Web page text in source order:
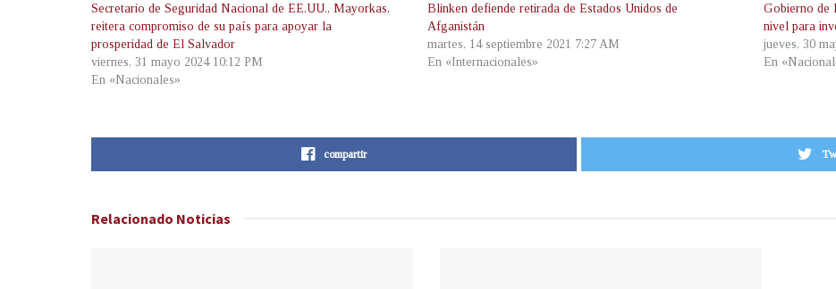
Secretario de Seguridad Nacional de EE.UU., Mayorkas,
reitera compromiso de su país para apoyar la
prosperidad de El Salvador
viernes, 31 mayo 2024 10:12 PM
En «Nacionales»
Blinken defiende retirada de Estados Unidos de
Afganistán
martes, 14 septiembre 2021 7:27 AM
En «Internacionales»
Gobierno de
nivel para
jueves, 30
En
compartir
Relacionado Noticias